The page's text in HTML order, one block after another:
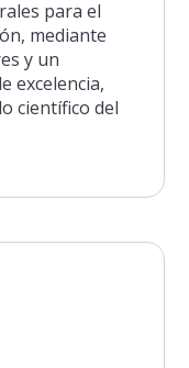
para el
mediante
y un
excelencia,
científico del